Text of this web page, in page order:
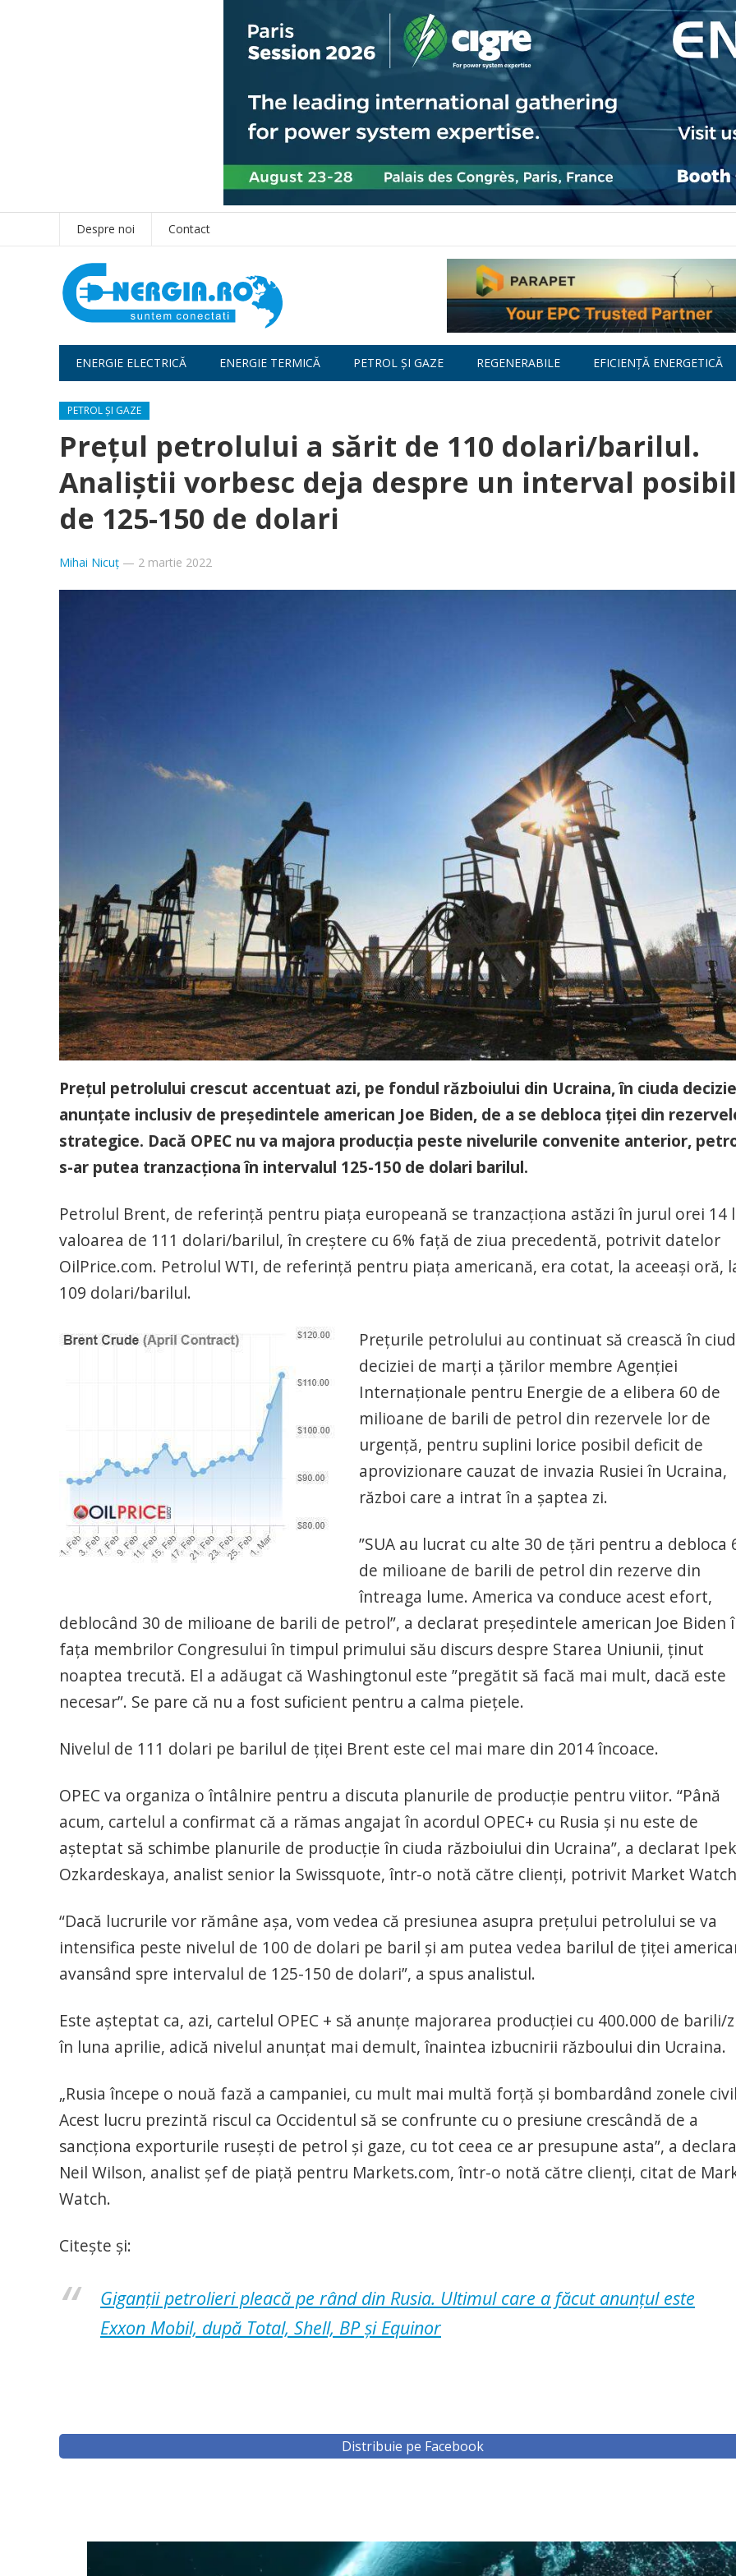
Despre noi Contact
ENERGIE ELECTRICĂ ENERGIE TERMICĂ PETROL ȘI GAZE REGENERABILE EFICIENȚĂ ENERGETICĂ
PETROL ȘI GAZE
Prețul petrolului a sărit de 110 dolari/barilul.
Analiștii vorbesc deja despre un interval posibil
de 125-150 de dolari
Mihai Nicuț — 2 martie 2022
Prețul petrolului crescut accentuat azi, pe fondul războiului din Ucraina, în ciuda
anunțate inclusiv de președintele american Joe Biden, de a se debloca țiței din
strategice. Dacă OPEC nu va majora producția peste nivelurile convenite anterior,
s-ar putea tranzacționa în intervalul 125-150 de dolari barilul.
Petrolul Brent, de referință pentru piața europeană se tranzacționa astăzi în jurul orei 14
valoarea de 111 dolari/barilul, în creștere cu 6% față de ziua precedentă, potrivit datelor
OilPrice.com. Petrolul WTI, de referință pentru piața americană, era cotat, la aceeași oră,
109 dolari/barilul.
Prețurile petrolului au continuat să crească în
deciziei de marți a țărilor membre Agenției
Internaționale pentru Energie de a elibera 60 de
milioane de barili de petrol din rezervele lor de
urgență, pentru suplini lorice posibil deficit de
aprovizionare cauzat de invazia Rusiei în Ucraina,
război care a intrat în a șaptea zi.
”SUA au lucrat cu alte 30 de ţări pentru a debloca
de milioane de barili de petrol din rezerve din
întreaga lume. America va conduce acest efort,
deblocând 30 de milioane de barili de petrol”, a declarat preşedintele american Joe Biden
faţa membrilor Congresului în timpul primului său discurs despre Starea Uniunii, ținut
noaptea trecută. El a adăugat că Washingtonul este ”pregătit să facă mai mult, dacă este
necesar”. Se pare că nu a fost suficient pentru a calma piețele.
Nivelul de 111 dolari pe barilul de țiței Brent este cel mai mare din 2014 încoace.
OPEC va organiza o întâlnire pentru a discuta planurile de producție pentru viitor. “Până
acum, cartelul a confirmat că a rămas angajat în acordul OPEC+ cu Rusia și nu este de
așteptat să schimbe planurile de producție în ciuda războiului din Ucraina”, a declarat Ipek
Ozkardeskaya, analist senior la Swissquote, într-o notă către clienți, potrivit Market
“Dacă lucrurile vor rămâne așa, vom vedea că presiunea asupra prețului petrolului se va
intensifica peste nivelul de 100 de dolari pe baril și am putea vedea barilul de țiței
avansând spre intervalul de 125-150 de dolari”, a spus analistul.
Este așteptat ca, azi, cartelul OPEC + să anunțe majorarea producției cu 400.000 de barili/
în luna aprilie, adică nivelul anunțat mai demult, înaintea izbucnirii războului din Ucraina.
„Rusia începe o nouă fază a campaniei, cu mult mai multă forță și bombardând zonele
Acest lucru prezintă riscul ca Occidentul să se confrunte cu o presiune crescândă de a
sancționa exporturile rusești de petrol și gaze, cu tot ceea ce ar presupune asta”, a
Neil Wilson, analist șef de piață pentru Markets.com, într-o notă către clienți, citat de
Watch.
Citește și:
Giganții petrolieri pleacă pe rând din Rusia. Ultimul care a făcut anunțul este
Exxon Mobil, după Total, Shell, BP și Equinor
Distribuie pe Facebook